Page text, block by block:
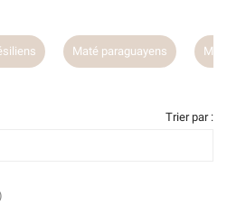
Maté uruguayens
Trier par :